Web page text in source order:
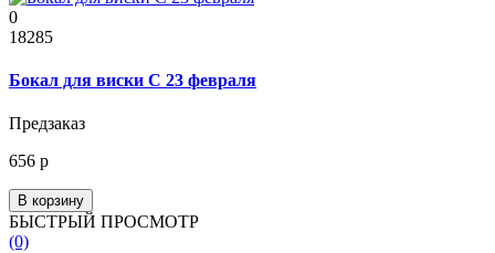
0
18285
Бокал для виски С 23 февраля
Предзаказ
656 р
В корзину
БЫСТРЫЙ ПРОСМОТР
(0)